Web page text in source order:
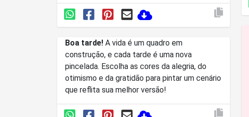
Boa tarde! A vida é um quadro em
construção, e cada tarde é uma nova
pincelada. Escolha as cores da alegria, do
otimismo e da gratidão para pintar um cenário
que reflita sua melhor versão!